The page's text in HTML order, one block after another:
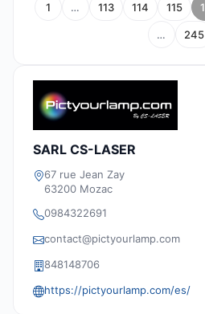
1 … 113 114 115
… 245
SARL CS-LASER
67 rue Jean Zay
63200 Mozac
0984322691
contact@pictyourlamp.com
848148706
https://pictyourlamp.com/es/